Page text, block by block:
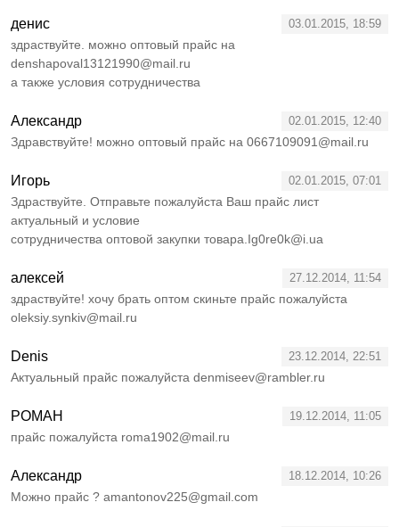
денис 03.01.2015, 18:59
здраствуйте. можно оптовый прайс на
denshapoval13121990@mail.ru
а также условия сотрудничества
Александр 02.01.2015, 12:40
Здравствуйте! можно оптовый прайс на 0667109091@mail.ru
Игорь 02.01.2015, 07:01
Здраствуйте. Отправьте пожалуйста Ваш прайс лист
актуальный и условие
сотрудничества оптовой закупки товара.Ig0re0k@i.ua
алексей 27.12.2014, 11:54
здраствуйте! хочу брать оптом скиньте прайс пожалуйста
oleksiy.synkiv@mail.ru
Denis 23.12.2014, 22:51
Актуальный прайс пожалуйста denmiseev@rambler.ru
РОМАН 19.12.2014, 11:05
прайс пожалуйста roma1902@mail.ru
Александр 18.12.2014, 10:26
Можно прайс ? amantonov225@gmail.com